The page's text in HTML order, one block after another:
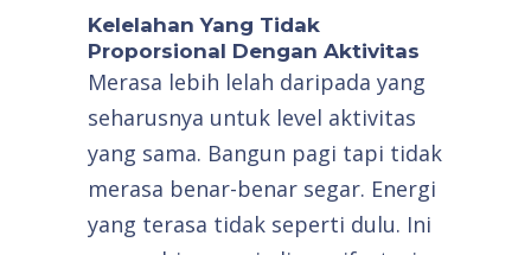
Kelelahan Yang Tidak
Proporsional Dengan Aktivitas
Merasa lebih lelah daripada yang
seharusnya untuk level aktivitas
yang sama. Bangun pagi tapi tidak
merasa benar-benar segar. Energi
yang terasa tidak seperti dulu. Ini